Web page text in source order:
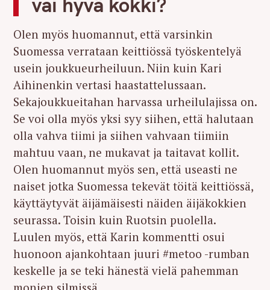
Olen myös huomannut, että varsinkin
Suomessa verrataan keittiössä työskentelyä
usein joukkueurheiluun. Niin kuin Kari
Aihinenkin vertasi haastattelussaan.
Sekajoukkueitahan harvassa urheilulajissa on.
Se voi olla myös yksi syy siihen, että halutaan
olla vahva tiimi ja siihen vahvaan tiimiin
mahtuu vaan, ne mukavat ja taitavat kollit.
Olen huomannut myös sen, että useasti ne
naiset jotka Suomessa tekevät töitä keittiössä,
käyttäytyvät äijämäisesti näiden äijäkokkien
seurassa. Toisin kuin Ruotsin puolella.
Luulen myös, että Karin kommentti osui
huonoon ajankohtaan juuri #metoo -rumban
keskelle ja se teki hänestä vielä pahemman